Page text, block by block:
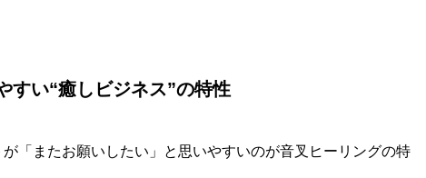
すい“癒しビジネス”の特性
「またお願いしたい」と思いやすいのが音叉ヒーリングの特